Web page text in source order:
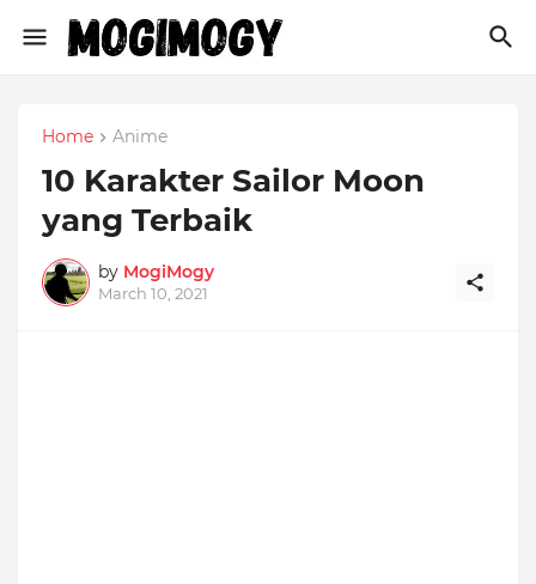
Home Anime
10 Karakter Sailor Moon
yang Terbaik
by MogiMogy
March 10, 2021